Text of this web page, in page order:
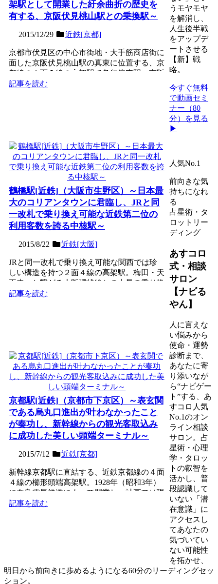
架駅として開業した紆余曲折の歴史を
有する、京阪伏見桃山駅との乗換駅～
2015/12/29 近鉄[京都]
京都市伏見区の中心市街地・大手筋商店街に
面した京阪伏見桃山駅の真東に位置する、京
都線の１面２線の高架駅で急行停車駅。京阪
伏見桃山駅から遅れる...
記事を読む
鶴橋駅[近鉄]（大阪市生野区）～日本最
大のコリアンタウンに君臨し、JRと同
一改札で乗り換え可能な近鉄第二位の
利用客数を誇る中核駅～
2015/8/22 近鉄[大阪]
JRと同一改札で乗り換え可能な関西では珍
しい構造を持つ２面４線の高架駅。梅田・天
王寺へと繋がる大阪環状線との大量の乗り換
え客が寄与し、1日約...
記事を読む
京都駅[近鉄]（京都市下京区）～表玄関
である烏丸口進出が叶わなかったこと
が奏功し、新幹線からの観光客取込み
に成功した美しい頭端ターミナル～
2015/7/12 近鉄[京都]
新幹線京都駅に直結する、近鉄京都線の４面
４線の櫛形頭端高架駅。1928年（昭和3年）
に奈良電気鉄道によって開業し、計画では現
在の地下鉄京都駅...
記事を読む
うモヤモヤ
を解消し、
人生後半戦
をアップデ
ートさせる
【新】戦
略。
今すぐ無料
で動画セミ
ナー（80
分）を見る
▶
人気No.1
前向きな気
持ちになれ
る
占星術・タ
ロットリー
ディング
あすコロ
式・相談
サロン
【ナビる
やん】
人に言えな
い悩みから
使命・運勢
診断まで、
あなたに寄
り添いなが
ら“ナビゲー
ト”する、あ
すコロ人気
No.1のオン
ライン相談
サロン。占
星術・心理
学・タロッ
トの叡智を
活かし、普
段認識して
いない「潜
在意識」に
アクセスし
てあなたの
気づいてい
ない可能性
を拓かせ、
明日から前向きに歩めるようになる60分のリーディングセッ
ション。